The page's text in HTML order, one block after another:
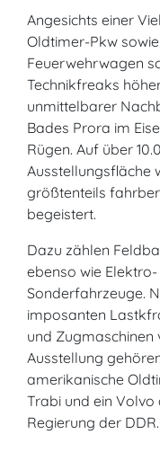
Angesichts einer
Oldtimer-Pkw
Feuerwehrwagen
Technikfreaks
unmittelbarer
Bades Prora im
Rügen. Auf über
Ausstellungsfläche
größtenteils
begeistert.
Dazu zählen
ebenso wie
Sonderfahrzeuge.
imposanten
und Zugmaschinen
Ausstellung
amerikanische
Trabi und ein
Regierung der DDR.